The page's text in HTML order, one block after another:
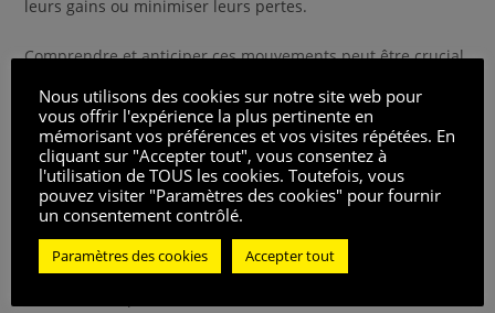
leurs gains ou minimiser leurs pertes.
Comprendre et anticiper ces mouvements peut être crucial
constante et une capacité à interpréter correctement les
informations qui peuvent influencer les marchés de
manière significative.
La volatilité électorale montre que les électeurs sont
moins fidèles aux partis.
Les marchés financiers peuvent changer rapidement,
Nous utilisons des cookies sur notre site web pour
vous offrir l'expérience la plus pertinente en
mémorisant vos préférences et vos visites répétées. En
cliquant sur "Accepter tout", vous consentez à
l'utilisation de TOUS les cookies. Toutefois, vous
pouvez visiter "Paramètres des cookies" pour fournir
un consentement contrôlé.
Paramètres des cookies Accepter tout